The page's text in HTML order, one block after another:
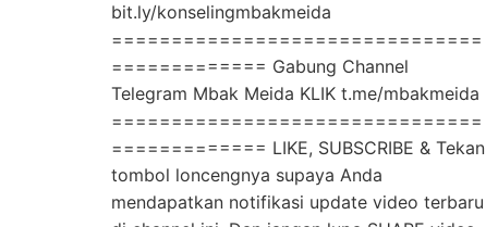
bit.ly/konselingmbakmeida
===============================
============= Gabung Channel
Telegram Mbak Meida KLIK t.me/mbakmeida
===============================
============= LIKE, SUBSCRIBE & Tekan
tombol loncengnya supaya Anda
mendapatkan notifikasi update video terbaru